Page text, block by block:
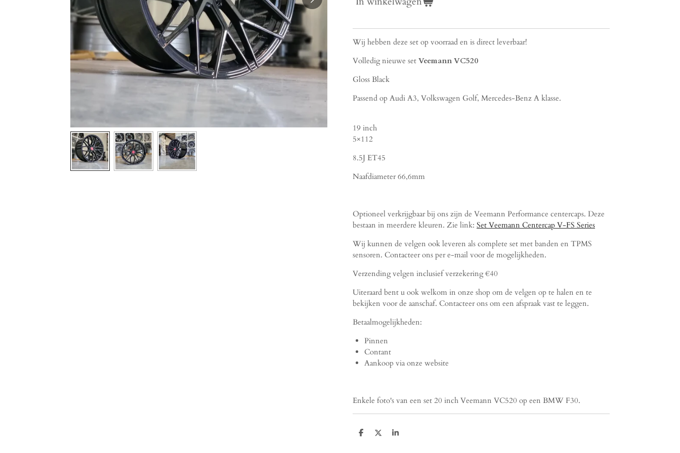
Wij hebben deze set op voorraad en is direct leverbaar!
Volledig nieuwe set Veemann VC520
Gloss Black
Passend op Audi A3, Volkswagen Golf, Mercedes-Benz A klasse.
19 inch
5×112
8.5J ET45
Naafdiameter 66,6mm
Optioneel verkrijgbaar bij ons zijn de Veemann Performance centercaps. Deze
bestaan in meerdere kleuren. Zie link: Set Veemann Centercap V-FS Series
Wij kunnen de velgen ook leveren als complete set met banden en TPMS
sensoren. Contacteer ons per e-mail voor de mogelijkheden.
Verzending velgen inclusief verzekering €40
Uiteraard bent u ook welkom in onze shop om de velgen op te halen en te
bekijken voor de aanschaf. Contacteer ons om een afspraak vast te leggen.
Betaalmogelijkheden:
Pinnen
Contant
Aankoop via onze website
Enkele foto's van een set 20 inch Veemann VC520 op een BMW F30.
D
D
S